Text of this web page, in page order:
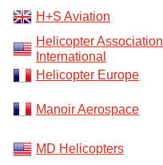
H+S Aviation
Helicopter Association
International
Helicopter Europe
Manoir Aerospace
MD Helicopters